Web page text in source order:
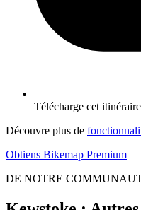
Télécharge cet
Découvre plus de
Obtiens Bikemap Premium
DE NOTRE